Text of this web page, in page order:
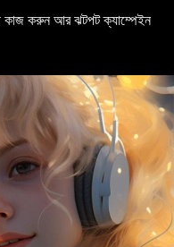
কাজ করুন আর ঝটপট ক্যাম্পেইন